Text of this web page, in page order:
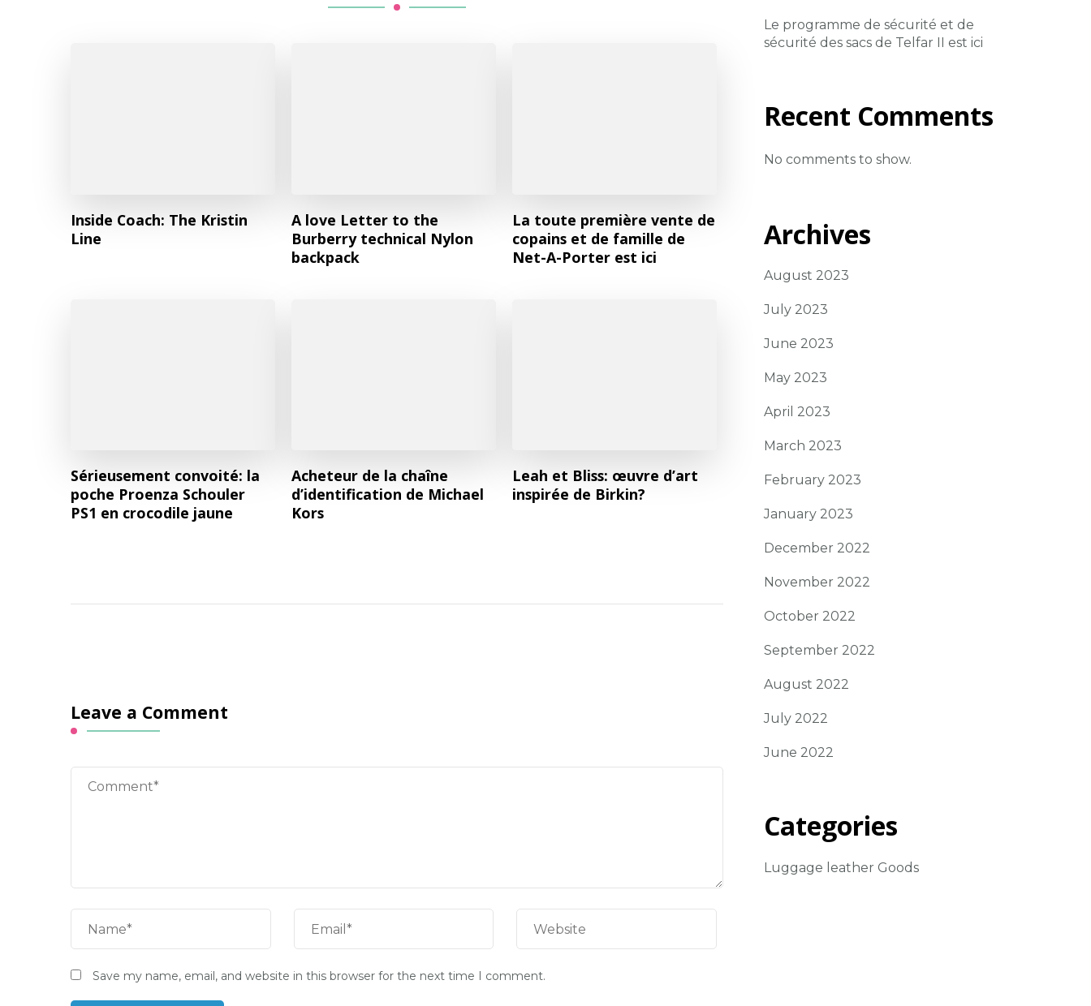
Inside Coach: The Kristin
Line
A love Letter to the
Burberry technical Nylon
backpack
La toute première vente de
copains et de famille de
Net-A-Porter est ici
Sérieusement convoité: la
poche Proenza Schouler
PS1 en crocodile jaune
Acheteur de la chaîne
d’identification de Michael
Kors
Leah et Bliss: œuvre d’art
inspirée de Birkin?
Leave a Comment
Save my name, email, and website in this browser for the next time I comment.
Le programme de sécurité et de
sécurité des sacs de Telfar II est ici
Recent Comments
No comments to show.
Archives
August 2023
July 2023
June 2023
May 2023
April 2023
March 2023
February 2023
January 2023
December 2022
November 2022
October 2022
September 2022
August 2022
July 2022
June 2022
Categories
Luggage leather Goods